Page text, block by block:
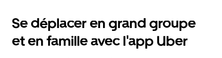
Se déplacer en grand groupe
et en famille avec l'app Uber